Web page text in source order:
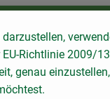
Richtlinie 2009/
genau